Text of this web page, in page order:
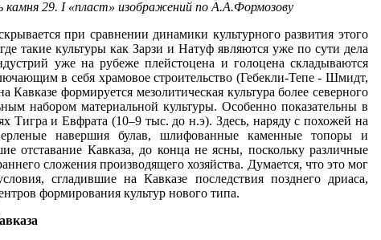
29. I «пласт» изображений по А.А.Формозову
при сравнении динамики культурного развития этого
такие культуры как Зарзи и Натуф являются уже по сути дела
уже на рубеже плейстоцена и голоцена складываются
в себя храмовое строительство (Гебекли-Тепе - Шмидт,
формируется мезолитическая культура более северного
набором материальной культуры. Особенно показательны в
Тигра и Евфрата (10–9 тыс. до н.э). Здесь, наряду с похожей на
навершия булав, шлифованные каменные топоры и
отставание Кавказа, до конца не ясны, поскольку различные
сложения производящего хозяйства. Думается, что это мог
сгладившие на Кавказе последствия позднего дриаса,
формирования культур нового типа.